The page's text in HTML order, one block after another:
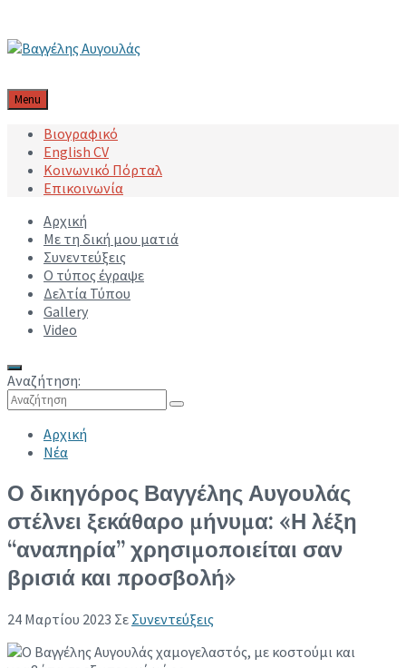
Menu
Βιογραφικό
English CV
Κοινωνικό Πόρταλ
Επικοινωνία
Αρχική
Με τη δική μου ματιά
Συνεντεύξεις
Ο τύπος έγραψε
Δελτία Τύπου
Gallery
Video
Αναζήτηση:
Αρχική
Νέα
Ο δικηγόρος Βαγγέλης Αυγουλάς
στέλνει ξεκάθαρο μήνυμα: «Η λέξη
“αναπηρία” χρησιμοποιείται σαν
βρισιά και προσβολή»
24 Μαρτίου 2023 Σε Συνεντεύξεις